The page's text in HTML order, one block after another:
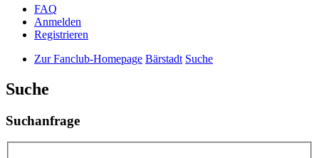
FAQ
Anmelden
Registrieren
Zur Fanclub-Homepage Bärstadt Suche
Suche
Suchanfrage